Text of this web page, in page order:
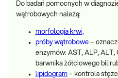
Do badań pomocnych w
wątrobowych należą:
morfologia krwi,
próby wątrobowe –
enzymów: AST, ALP, ALT,
barwnika żółciowego
lipidogram – kontrola